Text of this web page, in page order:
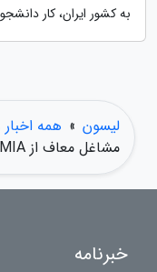
به کشور ایران، کار
لیسون » همه
مشاغل معاف از LMIA کانادا
خبرنامه